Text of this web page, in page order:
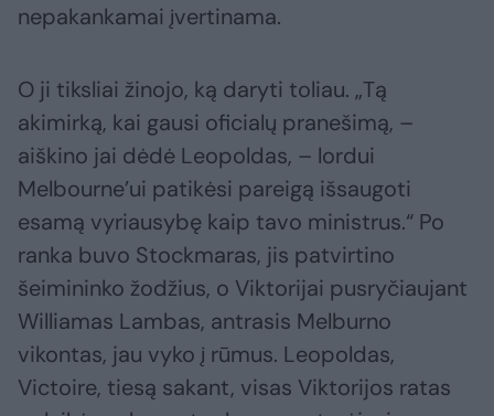
nepakankamai įvertinama.
O ji tiksliai žinojo, ką daryti toliau. „Tą
akimirką, kai gausi oficialų pranešimą, –
aiškino jai dėdė Leopoldas, – lordui
Melbourne’ui patikėsi pareigą išsaugoti
esamą vyriausybę kaip tavo ministrus.“ Po
ranka buvo Stockmaras, jis patvirtino
šeimininko žodžius, o Viktorijai pusryčiaujant
Williamas Lambas, antrasis Melburno
vikontas, jau vyko į rūmus. Leopoldas,
Victoire, tiesą sakant, visas Viktorijos ratas